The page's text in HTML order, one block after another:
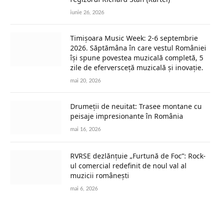
iunie 26, 2026
Timișoara Music Week: 2-6 septembrie
2026. Săptămâna în care vestul României
își spune povestea muzicală completă, 5
zile de eferversceță muzicală și inovație.
mai 20, 2026
Drumeții de neuitat: Trasee montane cu
peisaje impresionante în România
mai 16, 2026
RVRSE dezlănțuie „Furtună de Foc”: Rock-
ul comercial redefinit de noul val al
muzicii românești
mai 6, 2026